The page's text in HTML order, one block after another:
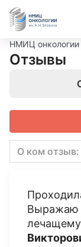
НМИЦ
Отзывы
О ком отзыв:
Выражаю